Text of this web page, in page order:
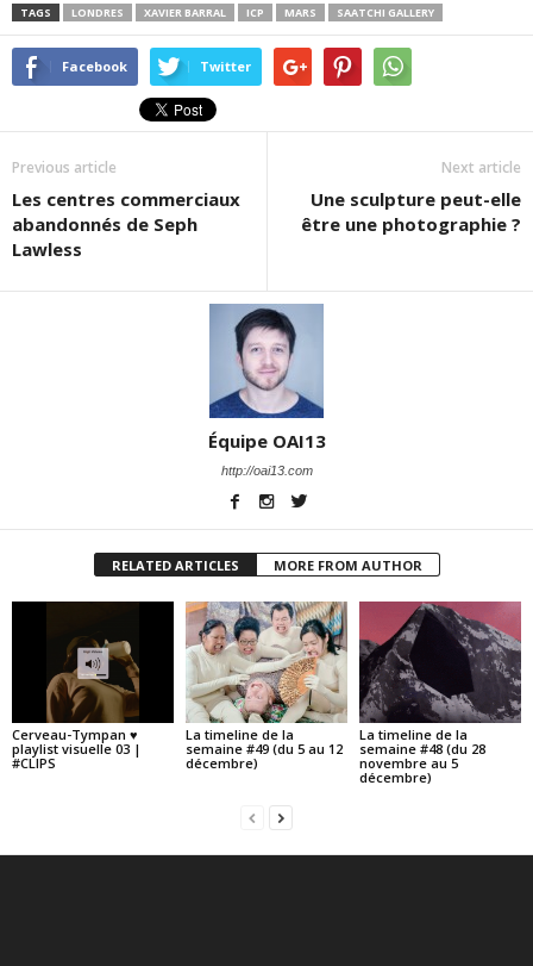
TAGS LONDRES XAVIER BARRAL ICP MARS SAATCHI GALLERY
Facebook Twitter
Previous article
Les centres commerciaux
abandonnés de Seph
Lawless
Next article
Une sculpture peut-elle
être une photographie ?
Équipe OAI13
http://oai13.com
RELATED ARTICLES MORE FROM AUTHOR
Cerveau-Tympan ♥
playlist visuelle 03 |
#CLIPS
La timeline de la
semaine #49 (du 5 au 12
décembre)
La timeline de la
semaine #48 (du 28
novembre au 5
décembre)